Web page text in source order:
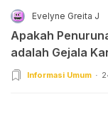
Evelyne Greita J
Apakah
adalah Gejala
Informasi Umum